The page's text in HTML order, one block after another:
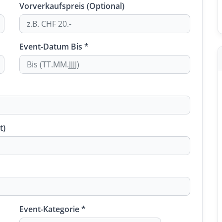
Vorverkaufspreis (Optional)
Event-Datum Bis *
Event-Kategorie *